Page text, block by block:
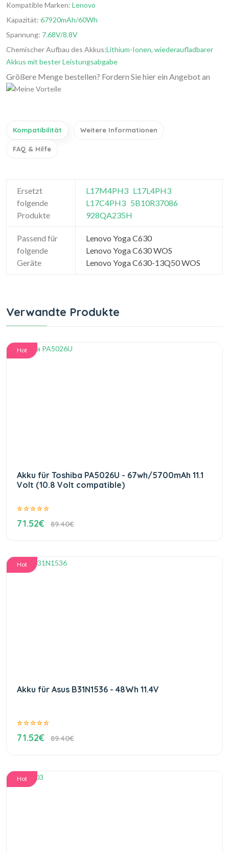
Kompatible Marken: Lenovo
Kapazität: 67920mAh/60Wh
Spannung: 7.68V/8.8V
Chemischer Aufbau des Akkus:Lithium-Ionen, wiederaufladbarer
Akkus mit bester Leistungsabgabe
Größere Menge bestellen? Fordern Sie hier ein Angebot an
Kompatibilität Weitere Informationen
FAQ & Hilfe
Ersetzt
folgende
Produkte
L17M4PH3 L17L4PH3
L17C4PH3 5B10R37086
928QA235H
Passend für
folgende
Geräte
Lenovo Yoga C630
Lenovo Yoga C630 WOS
Lenovo Yoga C630-13Q50 WOS
Verwandte Produkte
Hot
Akku für Toshiba PA5026U - 67wh/5700mAh 11.1
Volt (10.8 Volt compatible)
71.52€ 89.40€
Hot
Akku für Asus B31N1536 - 48Wh 11.4V
71.52€ 89.40€
Hot